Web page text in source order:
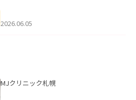
2026.06.05
MJクリニック札幌